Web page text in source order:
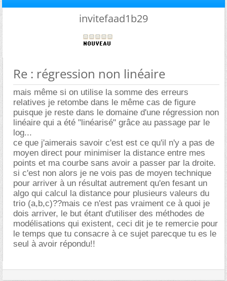
invitefaad1b29
Re : régression non linéaire
mais même si on utilise la somme des erreurs
relatives je retombe dans le même cas de figure
puisque je reste dans le domaine d'une régression non
linéaire qui a été "linéarisé" grâce au passage par le
log...
ce que j'aimerais savoir c'est est ce qu'il n'y a pas de
moyen direct pour minimiser la distance entre mes
points et ma courbe sans avoir a passer par la droite.
si c'est non alors je ne vois pas de moyen technique
pour arriver à un résultat autrement qu'en fesant un
algo qui calcul la distance pour plusieurs valeurs du
trio (a,b,c)??mais ce n'est pas vraiment ce à quoi je
dois arriver, le but étant d'utiliser des méthodes de
modélisations qui existent, ceci dit je te remercie pour
le temps que tu consacre à ce sujet parecque tu es le
seul à avoir répondu!!